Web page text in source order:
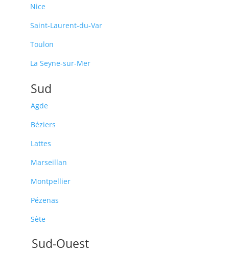
Nice
Saint-Laurent-du-Var
Toulon
La Seyne-sur-Mer
Sud
Agde
Béziers
Lattes
Marseillan
Montpellier
Pézenas
Sète
Sud-Ouest